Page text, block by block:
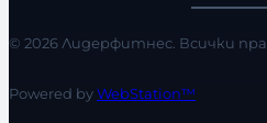
© 2026 Лидерфитнес. Всички
Powered byWebStation™